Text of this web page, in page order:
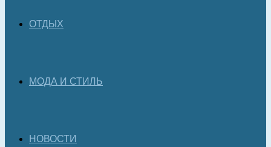
ОТДЫХ
МОДА И СТИЛЬ
НОВОСТИ